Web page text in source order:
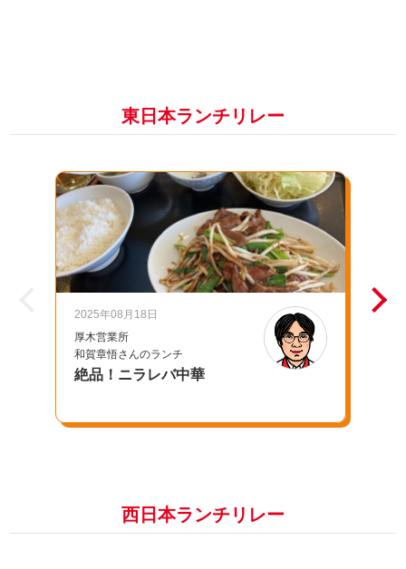
西日本ランチリレー
東日本ランチリレー
2025年08月18日
厚木営業所
和賀章悟さんのランチ
絶品！ニラレバ中華